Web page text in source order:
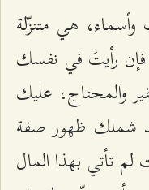
هي متنزّلة
فإن رأيتَ في نفسك
والمحتاج، عليك
شملك ظهور صفة
لم تأتي بهذا المال